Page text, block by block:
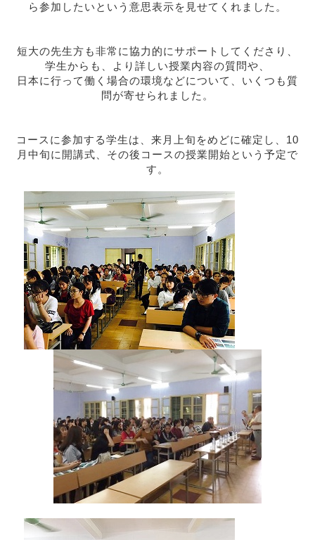
ら参加したいという意思表示を見せてくれました。
短大の先生方も非常に協力的にサポートしてくださり、
学生からも、より詳しい授業内容の質問や、
日本に行って働く場合の環境などについて、いくつも質
問が寄せられました。
コースに参加する学生は、来月上旬をめどに確定し、10
月中旬に開講式、その後コースの授業開始という予定で
す。